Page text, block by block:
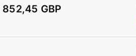
852,45 GBP